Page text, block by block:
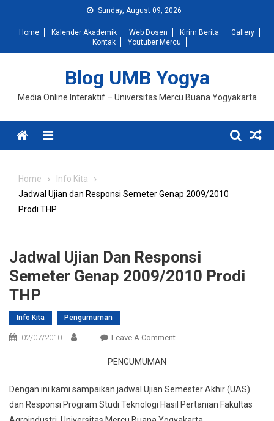
content
Sunday, August 09, 2026
Home Kalender Akademik Web Dosen Kirim Berita
Gallery
Kontak
Youtuber Mercu
Blog UMB Yogya
Media Online Interaktif – Universitas Mercu Buana Yogyakarta
Menu
Home
Info Kita
Jadwal Ujian dan Responsi Semeter Genap 2009/2010
Prodi THP
Jadwal Ujian Dan Responsi
Semeter Genap 2009/2010 Prodi
THP
Info Kita Pengumuman
02/07/2010 Leave A CommentOn
Responsi
Semeter
PENGUMUMAN
Dengan ini kami sampaikan jadwal Ujian Semester Akhir (UAS)
dan Responsi Program Studi Teknologi Hasil Pertanian Fakultas